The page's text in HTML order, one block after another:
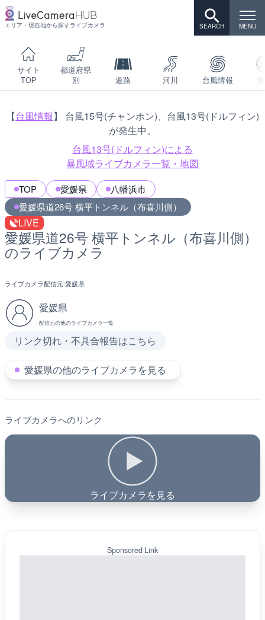
エリア・現在地から探すライブカメラ
サイト
TOP
都道府県
別
道路 河川 台風情報
【台風情報】 台風15号(チャンホン)、台風13号(ドルフィン)
が発生中。
台風13号(ドルフィン)による
暴風域ライブカメラ一覧・地図
TOP 愛媛県
八幡浜市
愛媛県道26号 横平トンネル（布喜川側）
LIVE
愛媛県道26号 横平トンネル（布喜川側）
のライブカメラ
ライブカメラ配信元:愛媛県
愛媛県
配信元の他のライブカメラ一覧
リンク切れ・不具合報告はこちら
愛媛県の他のライブカメラを見る
ライブカメラへのリンク
ライブカメラを見る
Sponsored Link